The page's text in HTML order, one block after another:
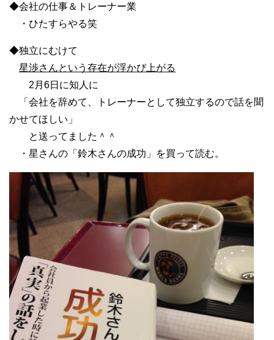
◆会社の仕事＆トレーナー業
・ひたすらやる笑
◆独立にむけて
星渉さんという存在が浮かび上がる
2月6日に知人に
「会社を辞めて、トレーナーとして独立するので話を聞
かせてほしい」
と送ってました＾＾
・星さんの「鈴木さんの成功」を買って読む。